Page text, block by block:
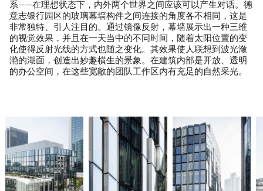
系——在理想状态下，内外两个世界之间应该可以产生对话。德
意志银行园区的玻璃幕墙构件之间连接的角度各不相同，这是
非常独特、引人注目的。通过镜像反射，幕墙展示出一种三维
的视觉效果，并且在一天当中的不同时间，随着太阳位置的变
化使得反射光线的方式也随之变化。其效果使人联想到波光潋
滟的湖面，创造出妙趣横生的景象。在建筑内部是开放、透明
的办公空间，在这些宽敞的团队工作区内有充足的自然采光。